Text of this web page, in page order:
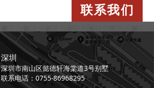
联系我们
深圳
深圳市南山区懿德轩海棠道3号别墅
联系电话：0755-86968295